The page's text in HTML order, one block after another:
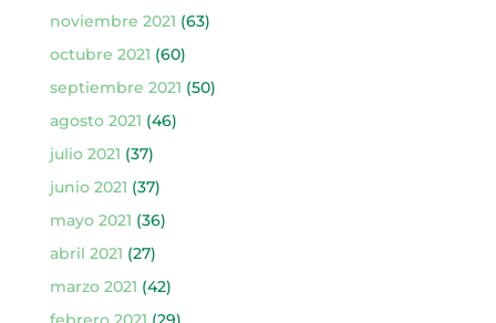
noviembre 2021 (63)
octubre 2021 (60)
septiembre 2021 (50)
agosto 2021 (46)
julio 2021 (37)
junio 2021 (37)
mayo 2021 (36)
abril 2021 (27)
marzo 2021 (42)